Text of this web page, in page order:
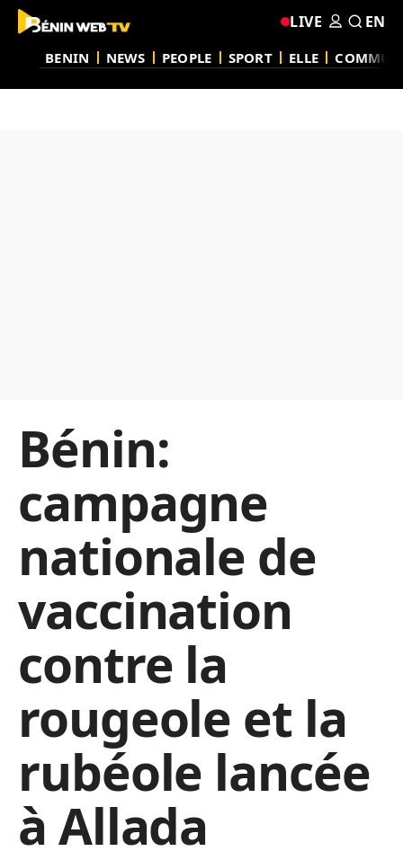
BENIN NEWS PEOPLE SPORT ELLE
LIVE EN
Bénin:
campagne
nationale de
vaccination
contre la
rougeole et la
rubéole lancée
à Allada